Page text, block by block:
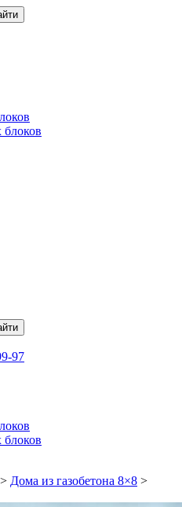
блоков
97
блоков
> Дома из газобетона 8×8 >